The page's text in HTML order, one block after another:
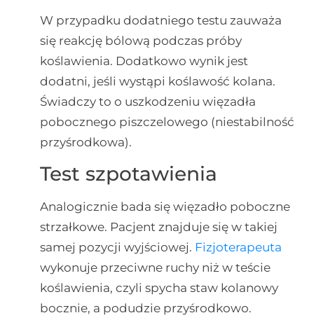
W przypadku dodatniego testu zauważa
się reakcję bólową podczas próby
koślawienia. Dodatkowo wynik jest
dodatni, jeśli wystąpi koślawość kolana.
Świadczy to o uszkodzeniu więzadła
pobocznego piszczelowego (niestabilność
przyśrodkowa).
Test szpotawienia
Analogicznie bada się więzadło poboczne
strzałkowe. Pacjent znajduje się w takiej
samej pozycji wyjściowej. Fizjoterapeuta
wykonuje przeciwne ruchy niż w teście
koślawienia, czyli spycha staw kolanowy
bocznie, a podudzie przyśrodkowo.